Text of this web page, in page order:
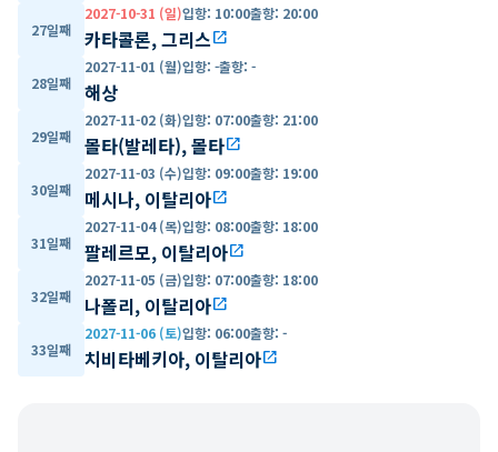
27일째
2027-10-31 (일)입항: 10:00출항: 20:00
카타콜론, 그리스open_in_new
28일째
2027-11-01 (월)입항: -출항: -
해상
29일째
2027-11-02 (화)입항: 07:00출항: 21:00
몰타(발레타), 몰타open_in_new
30일째
2027-11-03 (수)입항: 09:00출항: 19:00
메시나, 이탈리아open_in_new
31일째
2027-11-04 (목)입항: 08:00출항: 18:00
팔레르모, 이탈리아open_in_new
32일째
2027-11-05 (금)입항: 07:00출항: 18:00
나폴리, 이탈리아open_in_new
33일째
2027-11-06 (토)입항: 06:00출항: -
치비타베키아, 이탈리아open_in_new